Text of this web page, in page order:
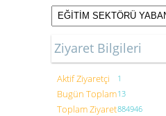
Ziyaret Bilgileri
Aktif Ziyaretçi 1
Bugün Toplam13
Toplam Ziyaret884946